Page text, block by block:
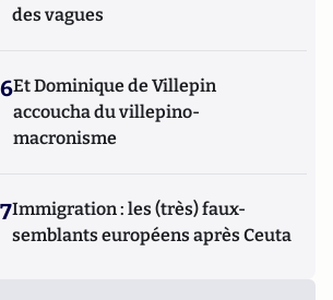
des vagues
6Et Dominique de Villepin
accoucha du villepino-
macronisme
7Immigration : les (très) faux-
semblants européens après Ceuta